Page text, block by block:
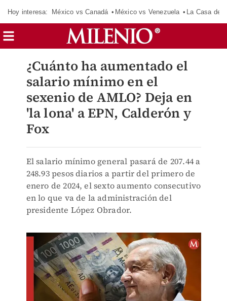
Hoy interesa: México vs Canadá México vs Venezuela La Casa de
¿Cuánto ha aumentado el
salario mínimo en el
sexenio de AMLO? Deja en
'la lona' a EPN, Calderón y
Fox
El salario mínimo general pasará de 207.44 a
248.93 pesos diarios a partir del primero de
enero de 2024, el sexto aumento consecutivo
en lo que va de la administración del
presidente López Obrador.